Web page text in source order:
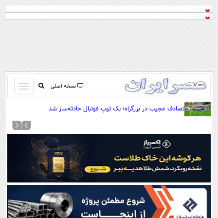
نسخه اصلی
باز
و
کردن
صفحه اول
آرشیو
نظرسنجی
آب و هوا
اوقات شرعی
سواد زندگی
تصادف عجیب در بزرگراه؛ یک توپ فوتبال حادثه‌ساز شد